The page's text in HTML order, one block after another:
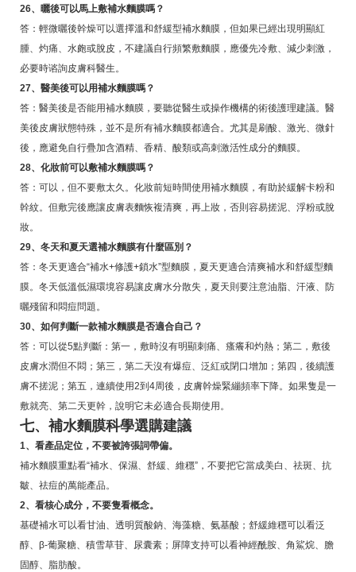
26、曬後可以馬上敷補水麵膜嗎？
答：輕微曬後幹燥可以選擇溫和舒緩型補水麵膜，但如果已經出現明顯紅
腫、灼痛、水皰或脫皮，不建議自行頻繁敷麵膜，應優先冷敷、減少刺激，
必要時谘詢皮膚科醫生。
27、醫美後可以用補水麵膜嗎？
答：醫美後是否能用補水麵膜，要聽從醫生或操作機構的術後護理建議。醫
美後皮膚狀態特殊，並不是所有補水麵膜都適合。尤其是刷酸、激光、微針
後，應避免自行疊加含酒精、香精、酸類或高刺激活性成分的麵膜。
28、化妝前可以敷補水麵膜嗎？
答：可以，但不要敷太久。化妝前短時間使用補水麵膜，有助於緩解卡粉和
幹紋。但敷完後應讓皮膚表麵恢複清爽，再上妝，否則容易搓泥、浮粉或脫
妝。
29、冬天和夏天選補水麵膜有什麼區別？
答：冬天更適合“補水+修護+鎖水”型麵膜，夏天更適合清爽補水和舒緩型麵
膜。冬天低溫低濕環境容易讓皮膚水分散失，夏天則要注意油脂、汗液、防
曬殘留和悶痘問題。
30、如何判斷一款補水麵膜是否適合自己？
答：可以從5點判斷：第一，敷時沒有明顯刺痛、瘙癢和灼熱；第二，敷後
皮膚水潤但不悶；第三，第二天沒有爆痘、泛紅或閉口增加；第四，後續護
膚不搓泥；第五，連續使用2到4周後，皮膚幹燥緊繃頻率下降。如果隻是一
敷就亮、第二天更幹，說明它未必適合長期使用。
七、補水麵膜科學選購建議
1、看產品定位，不要被誇張詞帶偏。
補水麵膜重點看“補水、保濕、舒緩、維穩”，不要把它當成美白、祛斑、抗
皺、祛痘的萬能產品。
2、看核心成分，不要隻看概念。
基礎補水可以看甘油、透明質酸鈉、海藻糖、氨基酸；舒緩維穩可以看泛
醇、β-葡聚糖、積雪草苷、尿囊素；屏障支持可以看神經酰胺、角鯊烷、膽
固醇、脂肪酸。